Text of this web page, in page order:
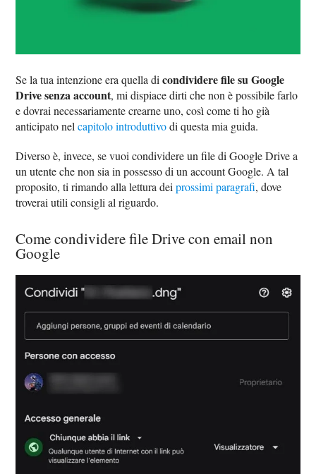
Se la tua intenzione era quella dicondividere file su Google
Drive senza account, mi dispiace dirti che non è possibile farlo
e dovrai necessariamente crearne uno, così come ti ho già
anticipato nelcapitolo introduttivodi questa mia guida.
Diverso è, invece, se vuoi condividere un file di Google Drive a
un utente che non sia in possesso di un account Google. A tal
proposito, ti rimando alla lettura deiprossimi paragrafi, dove
troverai utili consigli al riguardo.
Come condividere file Drive con email non
Google